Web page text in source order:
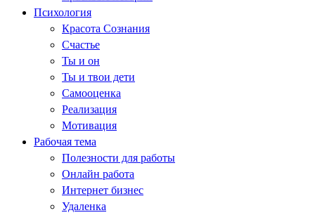
Психология
Красота Сознания
Счастье
Ты и он
Ты и твои дети
Самооценка
Реализация
Мотивация
Рабочая тема
Полезности для работы
Онлайн работа
Интернет бизнес
Удаленка